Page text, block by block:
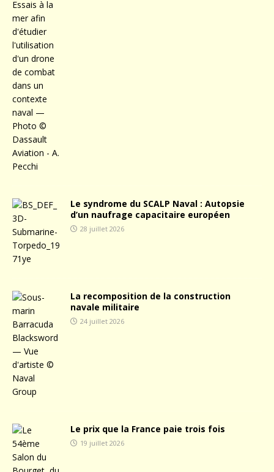
Le syndrome du SCALP Naval : Autopsie
d’un naufrage capacitaire européen
28 juillet 2026
La recomposition de la construction
navale militaire
24 juillet 2026
Le prix que la France paie trois fois
19 juillet 2026